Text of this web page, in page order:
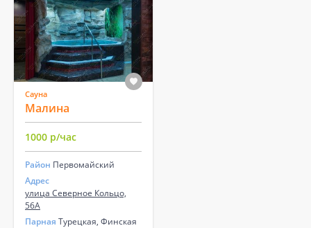
Сауна
Малина
1000 р/час
Район Первомайский
Адрес
улица Северное Кольцо,
56А
Парная Турецкая, Финская